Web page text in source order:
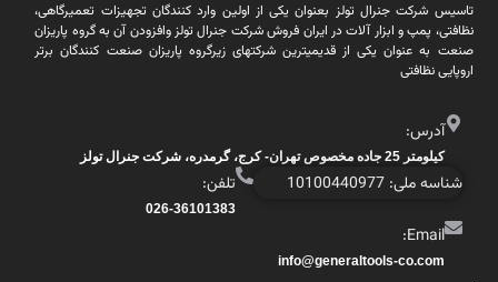
تاسیس شرکت جنرال تولز بعنوان یکی از اولین وارد کنندگان تجهیزات تعمیرگاهی،
نظافتی، پمپ و ابزار آلات در ایران فروش شرکت جنرال تولز وافزودن آن به گروه پاریزان
صنعت به عنوان یکی از قدیمیترین شرکتهای زیرگروه پاریزان صنعت کنندگان برتر
اروپایی نظافتی
آدرس:
کیلومتر 25 جاده مخصوص تهران- کرج، گرمدره، شرکت جنرال تولز
شناسه ملی: 10100440977 تلفن:
026-36101383
Email:
info@generaltools-co.com